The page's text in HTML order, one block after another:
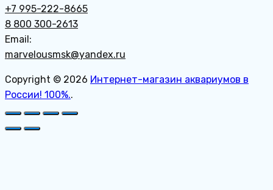
+7 995-222-8665
8 800 300-2613
Email:
marvelousmsk@yandex.ru
Copyright © 2026 Интернет-магазин аквариумов в
России! 100%..
Пролистать
наверх